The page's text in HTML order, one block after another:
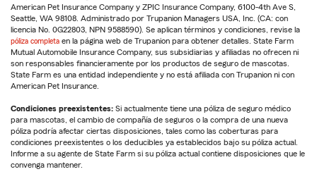
American Pet Insurance Company y ZPIC Insurance Company, 6100-4th Ave S,
Seattle, WA 98108. Administrado por Trupanion Managers USA, Inc. (CA: con
licencia No. 0G22803, NPN 9588590). Se aplican términos y condiciones, revise la
póliza completa en la página web de Trupanion para obtener detalles. State Farm
Mutual Automobile Insurance Company, sus subsidiarias y afiliadas no ofrecen ni
son responsables financieramente por los productos de seguro de mascotas.
State Farm es una entidad independiente y no está afiliada con Trupanion ni con
American Pet Insurance.
Condiciones preexistentes: Si actualmente tiene una póliza de seguro médico
para mascotas, el cambio de compañía de seguros o la compra de una nueva
póliza podría afectar ciertas disposiciones, tales como las coberturas para
condiciones preexistentes o los deducibles ya establecidos bajo su póliza actual.
Informe a su agente de State Farm si su póliza actual contiene disposiciones que le
convenga mantener.